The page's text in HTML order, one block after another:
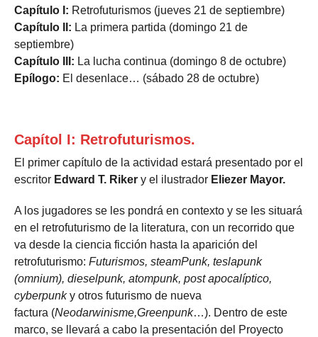
Capítulo I: Retrofuturismos (jueves 21 de septiembre)
Capítulo II: La primera partida (domingo 21 de
septiembre)
Capítulo III: La lucha continua (domingo 8 de octubre)
Epílogo: El desenlace… (sábado 28 de octubre)
Capítol I: Retrofuturismos.
El primer capítulo de la actividad estará presentado por el
escritor Edward T. Riker y el ilustrador Eliezer Mayor.
A los jugadores se les pondrá en contexto y se les situará
en el retrofuturismo de la literatura, con un recorrido que
va desde la ciencia ficción hasta la aparición del
retrofuturismo: Futurismos, steamPunk, teslapunk
(omnium), dieselpunk, atompunk, post apocalíptico,
cyberpunky otros futurismo de nueva
factura (Neodarwinisme,Greenpunk…). Dentro de este
marco, se llevará a cabo la presentación del Proyecto